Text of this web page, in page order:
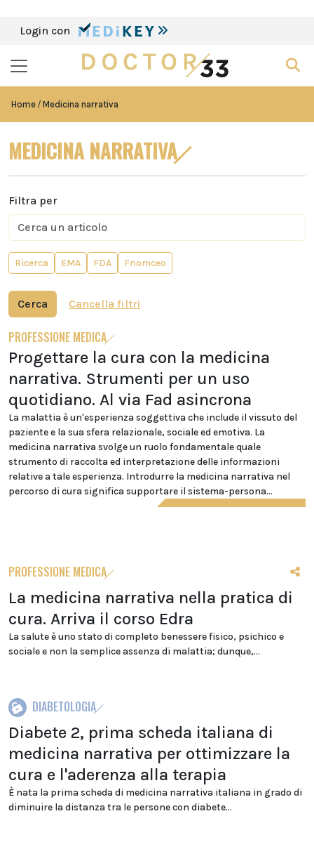
Login con
Home Medicina narrativa
MEDICINA NARRATIVA
Filtra per
Ricerca EMA FDA Fnomceo
Cerca Cancella filtri
PROFESSIONE MEDICA
Progettare la cura con la medicina
narrativa. Strumenti per un uso
quotidiano. Al via Fad asincrona
La malattia è un'esperienza soggettiva che include il vissuto del
paziente e la sua sfera relazionale, sociale ed emotiva. La
medicina narrativa svolge un ruolo fondamentale quale
strumento di raccolta ed interpretazione delle informazioni
relative a tale esperienza. Introdurre la medicina narrativa nel
percorso di cura significa supportare il sistema-persona...
PROFESSIONE MEDICA
La medicina narrativa nella pratica di
cura. Arriva il corso Edra
La salute è uno stato di completo benessere fisico, psichico e
sociale e non la semplice assenza di malattia; dunque,...
DIABETOLOGIA
Diabete 2, prima scheda italiana di
medicina narrativa per ottimizzare la
cura e l'aderenza alla terapia
È nata la prima scheda di medicina narrativa italiana in grado di
diminuire la distanza tra le persone con diabete...